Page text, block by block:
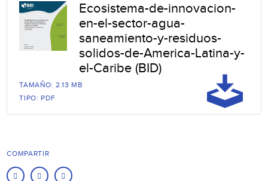
Ecosistema-de-innovacion-
en-el-sector-agua-
saneamiento-y-residuos-
solidos-de-America-Latina-y-
el-Caribe (BID)
TAMAÑO: 2.13 MB
TIPO: PDF
COMPARTIR